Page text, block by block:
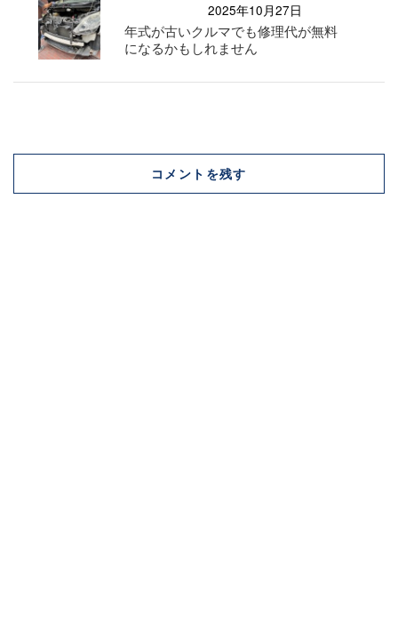
2025年10月27日
年式が古いクルマでも修理代が無料
になるかもしれません
コメントを残す